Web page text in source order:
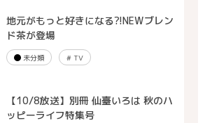
地元がもっと好きになる?!NEWブレン
ド茶が登場
未分類 #TV
【10/8放送】別冊 仙臺いろは 秋のハ
ッピーライフ特集号